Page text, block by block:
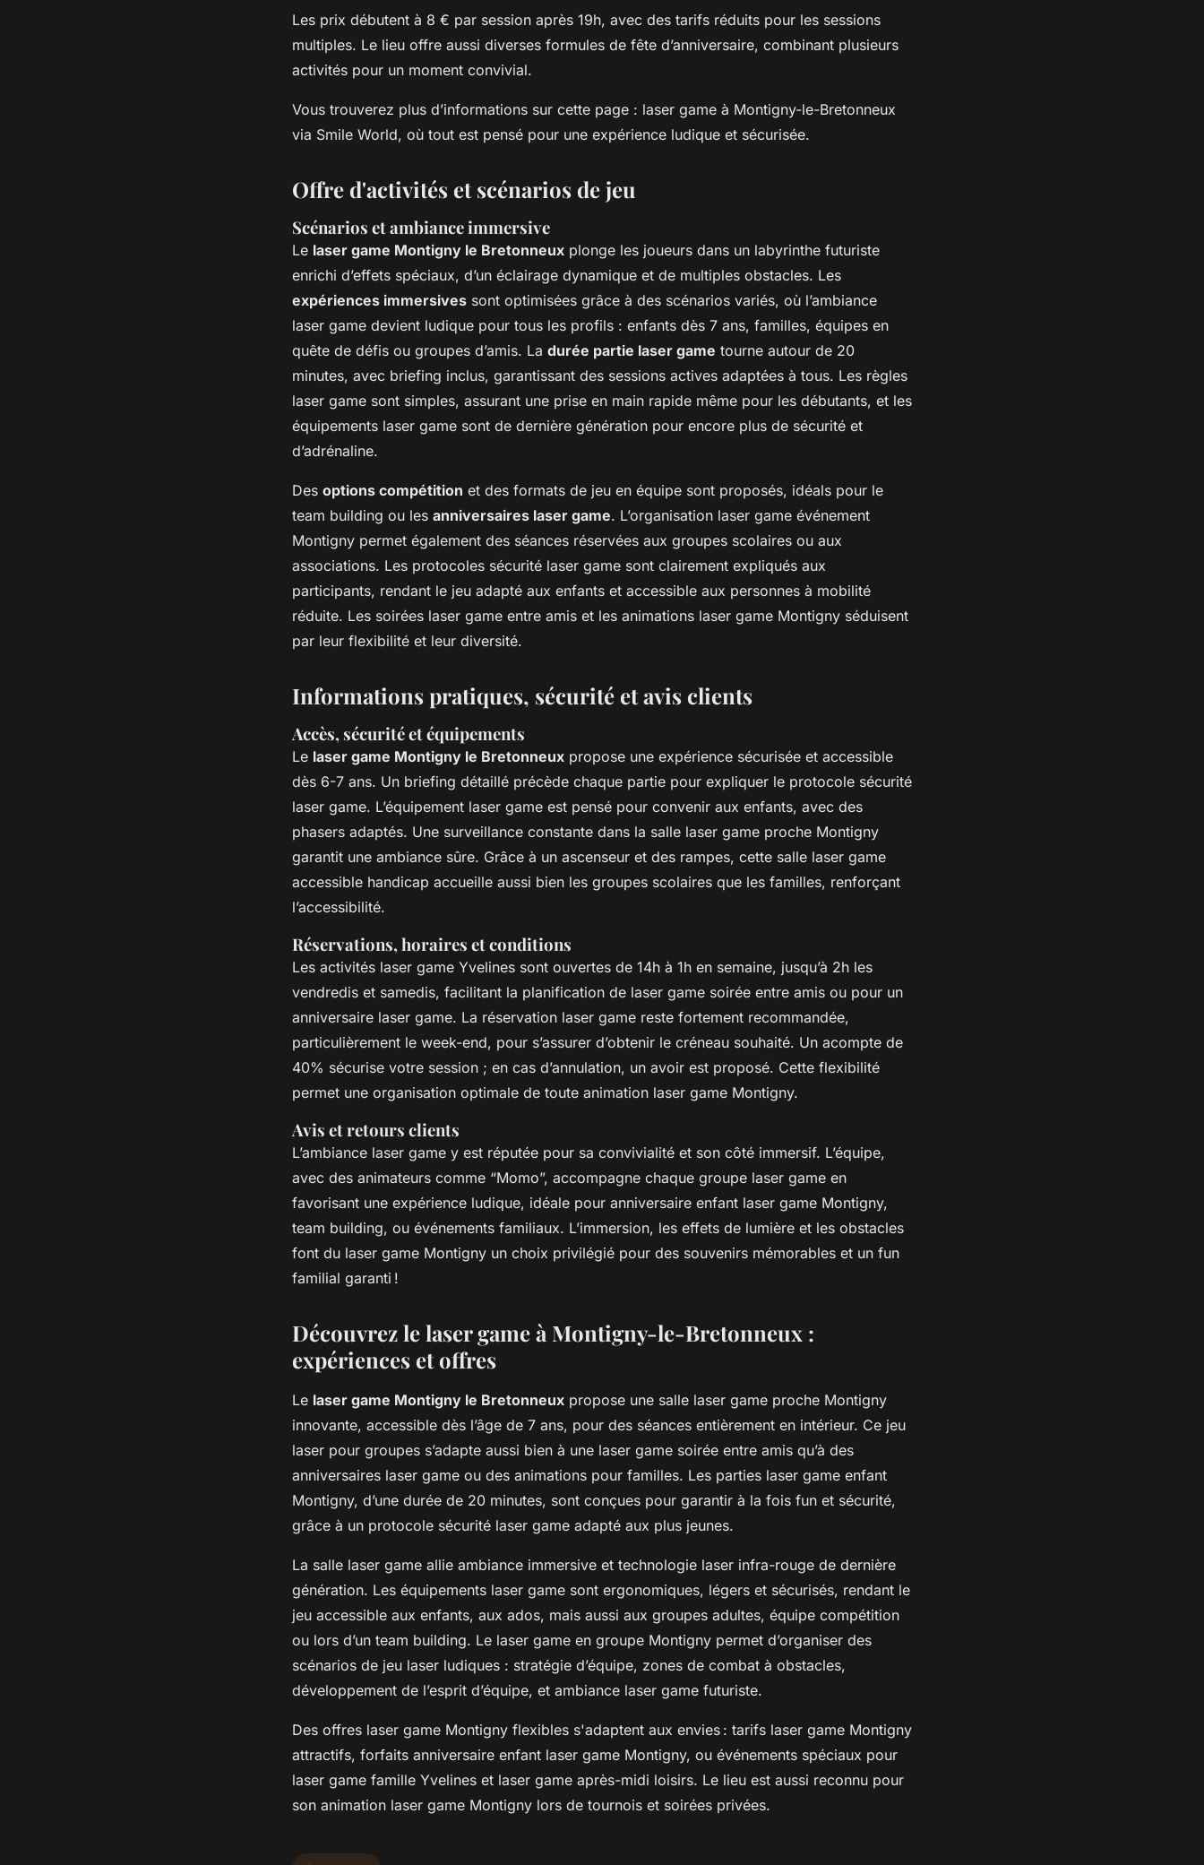
Les prix débutent à 8 € par session après 19h, avec des tarifs réduits pour les sessions
multiples. Le lieu offre aussi diverses formules de fête d’anniversaire, combinant plusieurs
activités pour un moment convivial.
Vous trouverez plus d’informations sur cette page : laser game à Montigny-le-Bretonneux
via Smile World, où tout est pensé pour une expérience ludique et sécurisée.
Offre d'activités et scénarios de jeu
Scénarios et ambiance immersive
Le laser game Montigny le Bretonneux plonge les joueurs dans un labyrinthe futuriste
enrichi d’effets spéciaux, d’un éclairage dynamique et de multiples obstacles. Les
expériences immersives sont optimisées grâce à des scénarios variés, où l’ambiance
laser game devient ludique pour tous les profils : enfants dès 7 ans, familles, équipes en
quête de défis ou groupes d’amis. La durée partie laser game tourne autour de 20
minutes, avec briefing inclus, garantissant des sessions actives adaptées à tous. Les règles
laser game sont simples, assurant une prise en main rapide même pour les débutants, et les
équipements laser game sont de dernière génération pour encore plus de sécurité et
d’adrénaline.
Des options compétition et des formats de jeu en équipe sont proposés, idéals pour le
team building ou les anniversaires laser game. L’organisation laser game événement
Montigny permet également des séances réservées aux groupes scolaires ou aux
associations. Les protocoles sécurité laser game sont clairement expliqués aux
participants, rendant le jeu adapté aux enfants et accessible aux personnes à mobilité
réduite. Les soirées laser game entre amis et les animations laser game Montigny séduisent
par leur flexibilité et leur diversité.
Informations pratiques, sécurité et avis clients
Accès, sécurité et équipements
Le laser game Montigny le Bretonneux propose une expérience sécurisée et accessible
dès 6-7 ans. Un briefing détaillé précède chaque partie pour expliquer le protocole sécurité
laser game. L’équipement laser game est pensé pour convenir aux enfants, avec des
phasers adaptés. Une surveillance constante dans la salle laser game proche Montigny
garantit une ambiance sûre. Grâce à un ascenseur et des rampes, cette salle laser game
accessible handicap accueille aussi bien les groupes scolaires que les familles, renforçant
l’accessibilité.
Réservations, horaires et conditions
Les activités laser game Yvelines sont ouvertes de 14h à 1h en semaine, jusqu’à 2h les
vendredis et samedis, facilitant la planification de laser game soirée entre amis ou pour un
anniversaire laser game. La réservation laser game reste fortement recommandée,
particulièrement le week-end, pour s’assurer d’obtenir le créneau souhaité. Un acompte de
40% sécurise votre session ; en cas d’annulation, un avoir est proposé. Cette flexibilité
permet une organisation optimale de toute animation laser game Montigny.
Avis et retours clients
L’ambiance laser game y est réputée pour sa convivialité et son côté immersif. L’équipe,
avec des animateurs comme “Momo”, accompagne chaque groupe laser game en
favorisant une expérience ludique, idéale pour anniversaire enfant laser game Montigny,
team building, ou événements familiaux. L’immersion, les effets de lumière et les obstacles
font du laser game Montigny un choix privilégié pour des souvenirs mémorables et un fun
familial garanti !
Découvrez le laser game à Montigny-le-Bretonneux :
expériences et offres
Le laser game Montigny le Bretonneux propose une salle laser game proche Montigny
innovante, accessible dès l’âge de 7 ans, pour des séances entièrement en intérieur. Ce jeu
laser pour groupes s’adapte aussi bien à une laser game soirée entre amis qu’à des
anniversaires laser game ou des animations pour familles. Les parties laser game enfant
Montigny, d’une durée de 20 minutes, sont conçues pour garantir à la fois fun et sécurité,
grâce à un protocole sécurité laser game adapté aux plus jeunes.
La salle laser game allie ambiance immersive et technologie laser infra-rouge de dernière
génération. Les équipements laser game sont ergonomiques, légers et sécurisés, rendant le
jeu accessible aux enfants, aux ados, mais aussi aux groupes adultes, équipe compétition
ou lors d’un team building. Le laser game en groupe Montigny permet d’organiser des
scénarios de jeu laser ludiques : stratégie d’équipe, zones de combat à obstacles,
développement de l’esprit d’équipe, et ambiance laser game futuriste.
Des offres laser game Montigny flexibles s'adaptent aux envies : tarifs laser game Montigny
attractifs, forfaits anniversaire enfant laser game Montigny, ou événements spéciaux pour
laser game famille Yvelines et laser game après-midi loisirs. Le lieu est aussi reconnu pour
son animation laser game Montigny lors de tournois et soirées privées.